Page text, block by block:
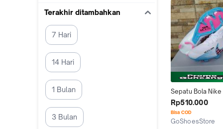
Terakhir ditambahkan
7 Hari
14 Hari
1 Bulan
3 Bulan
Sepatu Bola Nike
vapor15 Elite Air
Biru 2 Fg
Rp510.000
Bisa COD
GoShoesStore